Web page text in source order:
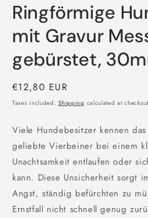
Ringförmige
mit Gravur
gebürstet,
Regular
price
€12,80 EUR
Taxes included.Shipping calculated at
Viele Hundebesitzer kennen
geliebte Vierbeiner bei einem
Unachtsamkeit entlaufen oder
kann. Diese Unsicherheit sorgt
Angst, ständig befürchten zu
Ernstfall nicht schnell genug